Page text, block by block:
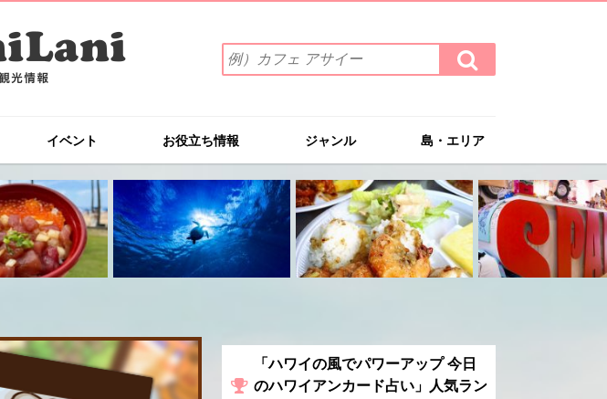
索
ワ
を
入
力
(例）
カ
フ
ェ
イ
検
索
す
イベント お役立ち情報 ジャンル 島・エリア
「ハワイの風でパワーアップ 今日
のハワイアンカード占い」人気ラン